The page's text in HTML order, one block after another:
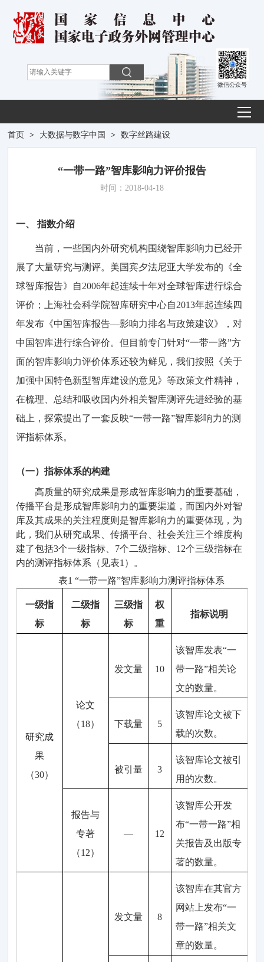
微信公众号
首页 > 大数据与数字中国 > 数字丝路建设
“一带一路”智库影响力评价报告
时间：2018-04-18
一、 指数介绍
当前 ，一些国内外研究机构围绕智库影响力已经开
展了大量研究与测评。 美国宾夕法尼亚大学发布的《全
球智库报告》自2006年起连续十年对全球智库进行综合
评价；上海社会科学院智库研究中心自2013年起连续四
年发布《中国 智库报告—影响力排名与政策建议》
，对
中国智库进行综合评价。但目前专门针对“一带一路”方
面的智库影响力评价体系还较为鲜见，我们按照《关于
加强中国特色新型智库建设的意见》等政策文件精神，
在梳理、总结和吸收国内外相关智库测评先进经验的基
础上，探索提出了一套反映“一带一路”智库影响力的测
评指标体系。
（一）指标体系的构建
高质量的研究成果是形成智库影响力的重要基础，
传播平台是形成智库影响力的重要渠道，而国内外对智
库及其成果的关注程度则是智库影响力的重要体现，为
此 ，我们从研究成果、传播平台、社会关注三个维度构
建了包括3个一级指标、 7个二级指标、 12个三级指标在
内的测评指标体系 （ 见表1 ）。
表1 “一带一路”智库影响力测评指标体系
一级指
标
二级指
标
三级指
标
权
重
指标说明
研究成
果
（30）
论文
（18）
发文量 10
该智库发表“一
带一路”相关论
文的数量。
下载量 5
该智库论文被下
载的次数。
被引量 3
该智库论文被引
用的次数。
报告与
专著
（12）
— 12
该智库公开发
布“一带一路”相
关报告及 出版专
著的数量。
发文量 8
该智库在其官方
网站上发布“一
带一路”相关文
章的数量。